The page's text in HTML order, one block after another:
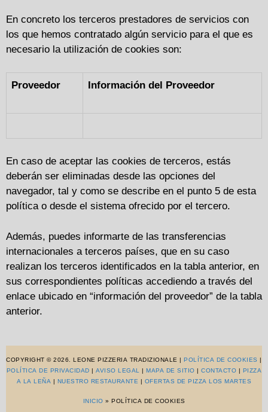
En concreto los terceros prestadores de servicios con
los que hemos contratado algún servicio para el que es
necesario la utilización de cookies son:
Proveedor Información del Proveedor
En caso de aceptar las cookies de terceros, estás
deberán ser eliminadas desde las opciones del
navegador, tal y como se describe en el punto 5 de esta
política o desde el sistema ofrecido por el tercero.
Además, puedes informarte de las transferencias
internacionales a terceros países, que en su caso
realizan los terceros identificados en la tabla anterior, en
sus correspondientes políticas accediendo a través del
enlace ubicado en “información del proveedor” de la tabla
anterior.
COPYRIGHT © 2026. LEONE PIZZERIA TRADIZIONALE | POLÍTICA DE COOKIES |
POLÍTICA DE PRIVACIDAD |AVISO LEGAL |MAPA DE SITIO |CONTACTO | PIZZA
A LA LEÑA | NUESTRO RESTAURANTE | OFERTAS DE PIZZA LOS MARTES
INICIO » POLÍTICA DE COOKIES